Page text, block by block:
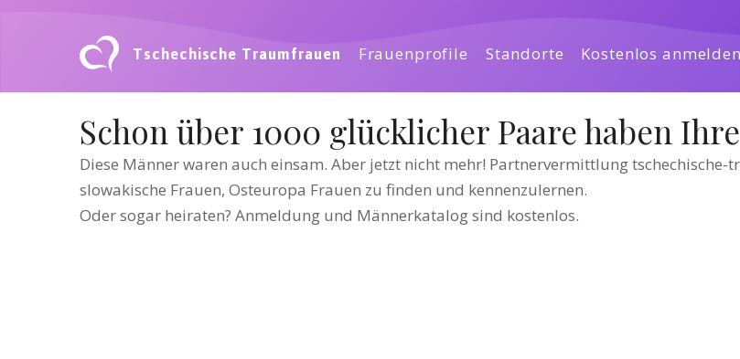
Tschechische Traumfrauen Frauenprofile Standorte Kostenlos anmelden
Schon über 1000 glücklicher Paare haben
Diese Männer waren auch einsam. Aber jetzt nicht mehr! Partnervermittlung
slowakische Frauen, Osteuropa Frauen zu finden und kennenzulernen.
Oder sogar heiraten? Anmeldung und Männerkatalog sind kostenlos.